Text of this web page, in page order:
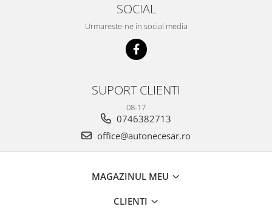
SOCIAL
Urmareste-ne in social media
SUPORT CLIENTI
08-17
0746382713
office@autonecesar.ro
MAGAZINUL MEU
CLIENTI